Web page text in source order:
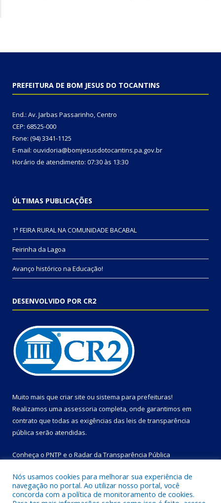
PREFEITURA DE BOM JESUS DO TOCANTINS
End.: Av. Jarbas Passarinho, Centro
CEP: 68525-000
Fone: (94) 3341-1125
E-mail: ouvidoria@bomjesusdotocantins.pa.gov.br
Horário de atendimento: 07:30 às 13:30
ÚLTIMAS PUBLICAÇÕES
1ª FEIRA RURAL NA COMUNIDADE BACABAL
Feirinha da Lagoa
Avanço histórico na Educação!
DESENVOLVIDO POR CR2
Muito mais que criar site ou sistema para prefeituras!
Realizamos uma assessoria completa, onde garantimos em
contrato que todas as exigências das leis de transparência
pública serão atendidas.
Conheça o PNTP e o Radar da Transparência Pública
Nós usamos cookies para melhorar sua experiência de
navegação no portal. Ao utilizar nosso portal, você
concorda com a política de monitoramento de cookies.